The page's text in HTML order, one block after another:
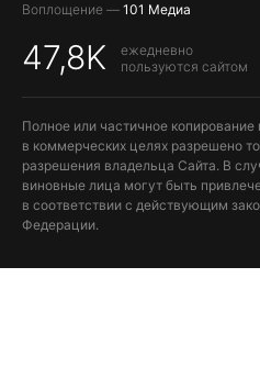
Воплощение — 101 Медиа
47,8K
ежедневно
пользуются сайтом
Полное или частичное копирование
в коммерческих целях разрешено
разрешения владельца Сайта. В
виновные лица могут быть
в соответствии с действующим
Федерации.